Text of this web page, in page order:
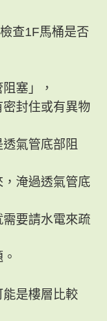
查1F馬桶是否
塞」，
封住或有異物
氣管底部阻
淹過透氣管底
要請水電來疏
是樓層比較